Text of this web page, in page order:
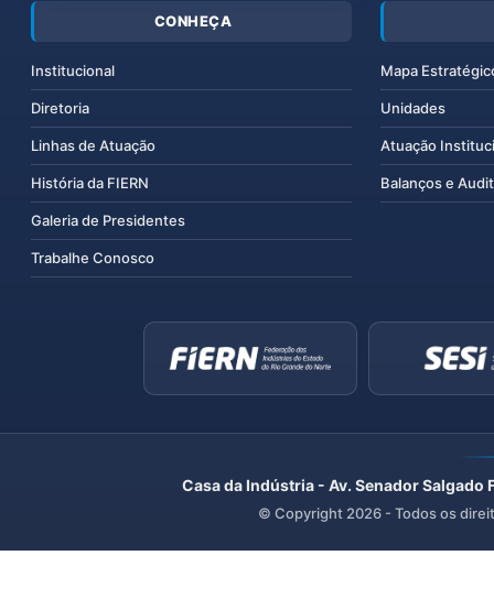
CONHEÇA
Institucional
Diretoria
Linhas de Atuação
História da FIERN
Galeria de Presidentes
Trabalhe Conosco
Mapa
Unidades
Atuação
Balanços e
Casa da Indústria - Av. Senador
© Copyright 2026 - Todos os